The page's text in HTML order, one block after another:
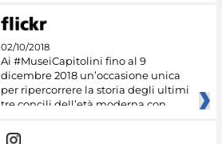
02/10/2018
Ai #MuseiCapitolini fino al 9
dicembre 2018 un’occasione unica
per ripercorrere la storia degli ultimi
tre concili dell’età moderna con